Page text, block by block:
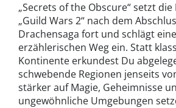
„Secrets of the Obscure“ setzt
„Guild Wars 2“ nach dem
Drachensaga fort und schlägt
erzählerischen Weg ein. Statt
Kontinente erkundest Du
schwebende Regionen jenseits
stärker auf Magie, Geheimnisse
ungewöhnliche Umgebungen